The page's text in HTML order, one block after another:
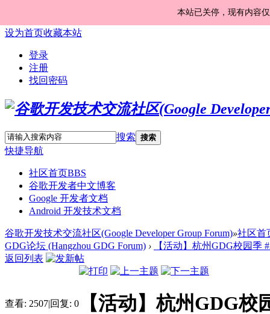
本站已关停，现有内容
设为首页收藏本站
登录
注册
找回密码
搜索 搜索
快捷导航
社区首页BBS
谷歌开发者中文博客
Google 开发者文档
Android 开发技术文档
谷歌开发技术交流社区(Google Developer Group Forum)»社区首
GDG论坛 (Hangzhou GDG Forum) ›
【活动】杭州GDG校园季
返回列表
查看: 2507|回复: 0 【活动】杭州GDG校